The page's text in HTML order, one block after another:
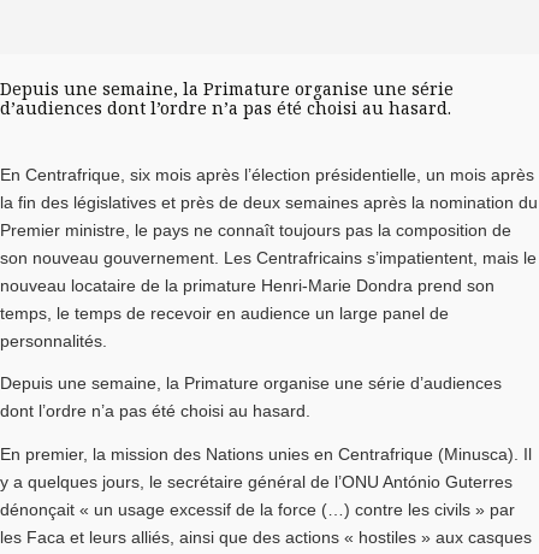
Depuis une semaine, la Primature organise une série
d’audiences dont l’ordre n’a pas été choisi au hasard.
En Centrafrique, six mois après l’élection présidentielle, un mois après
la fin des législatives et près de deux semaines après la nomination du
Premier ministre, le pays ne connaît toujours pas la composition de
son nouveau gouvernement. Les Centrafricains s’impatientent, mais le
nouveau locataire de la primature Henri-Marie Dondra prend son
temps, le temps de recevoir en audience un large panel de
personnalités.
Depuis une semaine, la Primature organise une série d’audiences
dont l’ordre n’a pas été choisi au hasard.
En premier, la mission des Nations unies en Centrafrique (Minusca). Il
y a quelques jours, le secrétaire général de l’ONU António Guterres
dénonçait « un usage excessif de la force (…) contre les civils » par
les Faca et leurs alliés, ainsi que des actions « hostiles » aux casques